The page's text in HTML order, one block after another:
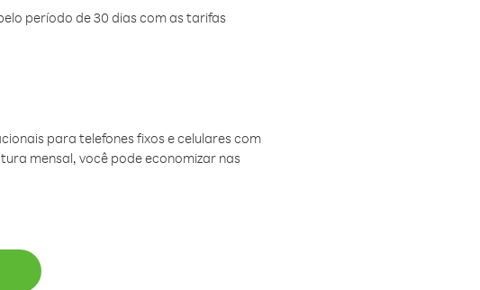
período de 30 dias com as tarifas
para telefones fixos e celulares com
mensal, você pode economizar nas